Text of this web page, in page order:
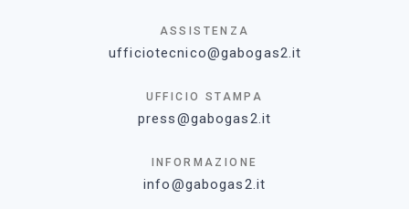
ASSISTENZA
ufficiotecnico@gabogas2.it
UFFICIO STAMPA
press@gabogas2.it
INFORMAZIONE
info@gabogas2.it